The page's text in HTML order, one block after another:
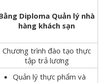
Diploma Quản lý nhà
hàng khách sạn
Chương trình đào tạo thực
tập trả lương
Quản lý thực phẩm và